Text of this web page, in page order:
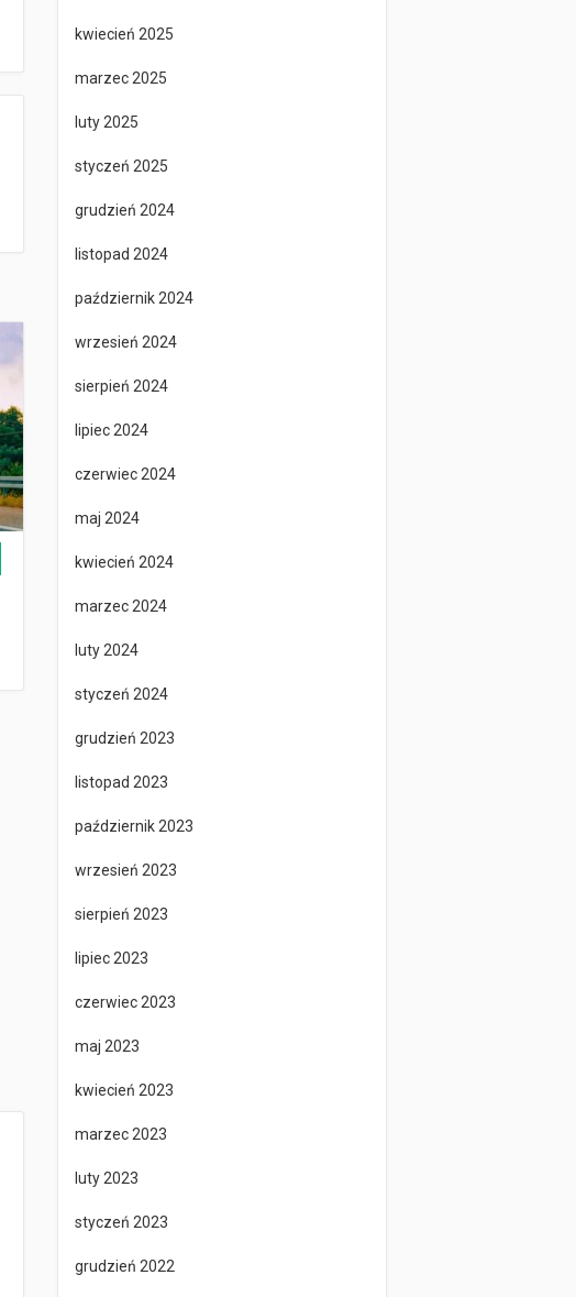
kwiecień 2025
marzec 2025
luty 2025
styczeń 2025
grudzień 2024
listopad 2024
październik 2024
wrzesień 2024
sierpień 2024
lipiec 2024
czerwiec 2024
maj 2024
kwiecień 2024
marzec 2024
luty 2024
styczeń 2024
grudzień 2023
listopad 2023
październik 2023
wrzesień 2023
sierpień 2023
lipiec 2023
czerwiec 2023
maj 2023
kwiecień 2023
marzec 2023
luty 2023
styczeń 2023
grudzień 2022